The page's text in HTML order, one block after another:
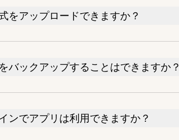
をアップロードできますか？
バックアップすることはできますか？
ンでアプリは利用できますか？